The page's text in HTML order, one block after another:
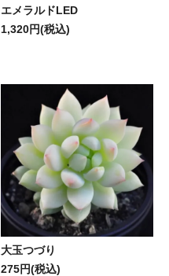
エメラルドLED
1,320円(税込)
大玉つづり
275円(税込)